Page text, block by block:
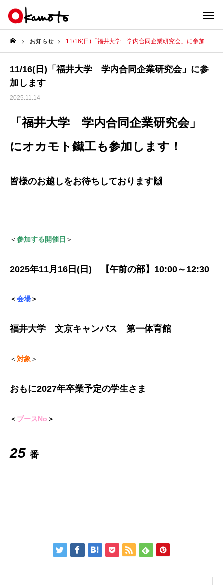
お知らせ 11/16(日)「福井大学 学内合同企業研究会」に参加します
11/16(日)「福井大学 学内合同企業研究会」に参
加します
2025.11.14
「福井大学 学内合同企業研究会」
にオカモト鐵工も参加します！
皆様のお越しをお待ちしております🙌
＜参加する開催日 ＞
2025年11月16日(日) 【午前の部】10:00～12:30
＜会場＞
福井大学 文京キャンパス 第一体育館
＜対象 ＞
おもに2027年卒業予定の学生さま
＜ ブースNo ＞
25 番